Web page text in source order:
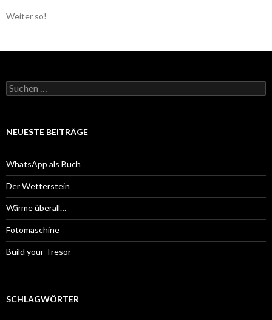
Weiter so!
Suche
nach:
NEUESTE BEITRÄGE
WhatsApp als Buch
Der Wetterstein
Wärme überall…
Fotomaschine
Build your Tresor
SCHLAGWÖRTER